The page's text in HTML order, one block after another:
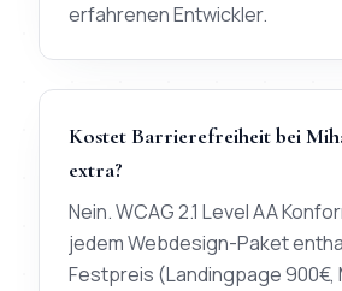
erfahrenen Entwickler.
Kostet Barrierefreiheit bei
extra?
Nein. WCAG 2.1 Level AA
jedem Webdesign-Paket
Festpreis (Landingpage 900€,